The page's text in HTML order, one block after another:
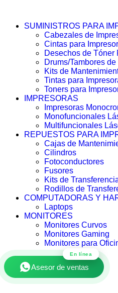
SUMINISTROS PARA
Cabezales de
Cintas para
Desechos de Tóner
Drums/Tambores
Kits de
Tintas para
Toners para
IMPRESORAS
Impresoras
Monofuncionales
Multifuncionales
REPUESTOS PARA
Cajas de
Cilindros
Fotoconductores
Fusores
Kits de
Rodillos de
COMPUTADORAS Y
Laptops
MONITORES
Monitores Curvos
Monitores Gaming
Monitores para
En línea
Asesor de ventas